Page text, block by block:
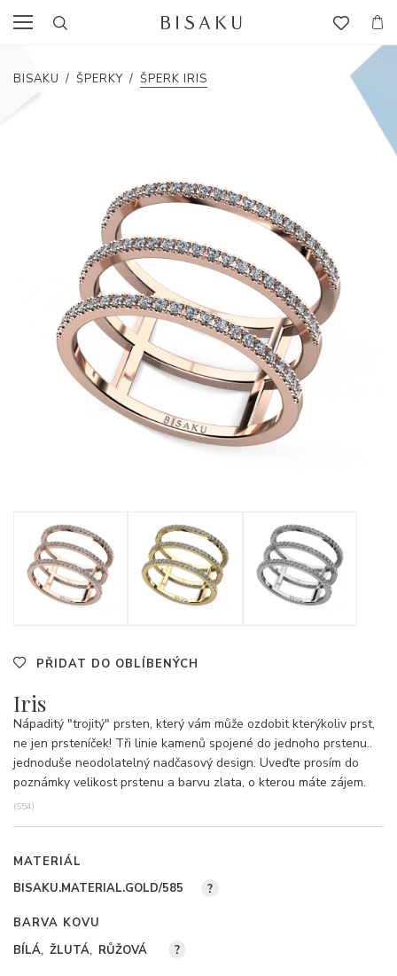
BISAKU / ŠPERKY / ŠPERK IRIS
PŘIDAT DO OBLÍBENÝCH
Iris
Nápaditý "trojitý" prsten, který vám může ozdobit kterýkoliv prst,
ne jen prsteníček! Tři linie kamenů spojené do jednoho prstenu..
jednoduše neodolatelný nadčasový design. Uveďte prosím do
poznámky velikost prstenu a barvu zlata, o kterou máte zájem.
(S54)
MATERIÁL
BISAKU.MATERIAL.GOLD/585
?
BARVA KOVU
BÍLÁ ŽLUTÁ RŮŽOVÁ ?